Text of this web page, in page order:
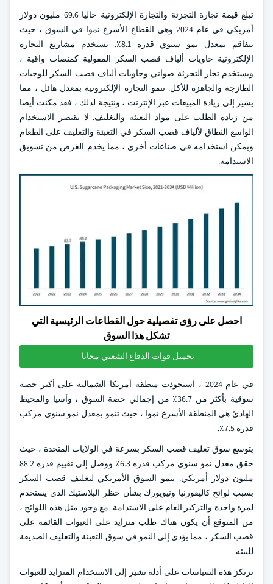
تبلغ قيمة تجارة التجزئة والتجارة الإلكترونية حاليا 69.6 مليون دولار
أمريكي في عام 2024 وهي القطاع الأسرع نموا في السوق ، حيث
يتفاقم بمعدل نمو سنوي قدره 8.1٪. تستخدم مشاريع التجارة
الإلكترونية حاويات ألياف قصب السكر المقولبة كمنصات واقية ،
ويستخدم تجار التجزئة صواني وحاويات ألياف قصب السكر للوجبات
الطازجة والجاهزة للأكل. تنمو التجارة الإلكترونية بمعدل هائل ، مما
يشير إلى زيادة المبيعات عبر الإنترنت ، ونتيجة لذلك ، فقد مكنت أيضا
من زيادة الطلب على مواد التعبئة والتغليف. لا يقتصر الاستخدام
الواسع النطاق لألياف قصب السكر في التعبئة والتغليف على الطعام
ويمكن استخدامه في صناعات أخرى ، مما يخدم الغرض من تسويق
الاستدامة.
احصل على رؤى تفصيلية حول القطاعات الرئيسية التي
تشكل هذا السوق
تحميل قوات الدفاع الشعبي مجانا
في عام 2024 ، استحوذت منطقة أمريكا الشمالية على أكبر حصة
سوقية بأكثر من 36.7٪ من إجمالي حصة السوق ، وآسيا والمحيط
الهادئ هي المنطقة الأسرع نموا ، حيث تنمو بمعدل نمو سنوي مركب
قدره 7.5٪.
يتوسع سوق تغليف قصب السكر بسرعة في الولايات المتحدة ، حيث
حقق معدل نمو سنوي مركب قدره 6.3٪ ووصل إلى تقييم قدره 88.2
مليون دولار أمريكي. ينمو السوق الأمريكي لتغليف قصب السكر
بسبب لوائح كاليفورنيا ونيويورك بشأن حظر البلاستيك الذي يستخدم
لمرة واحدة والتركيز العام على الاستدامة. مع وجود مثل هذه اللوائح ،
من المتوقع أن يكون هناك طلب متزايد على العبوات القائمة على
قصب السكر ، مما يؤدي إلى النمو في سوق التعبئة والتغليف الصديقة
للبيئة.
ترتكز هذه السياسات على أدلة تشير إلى الاستخدام المتزايد للعبوات